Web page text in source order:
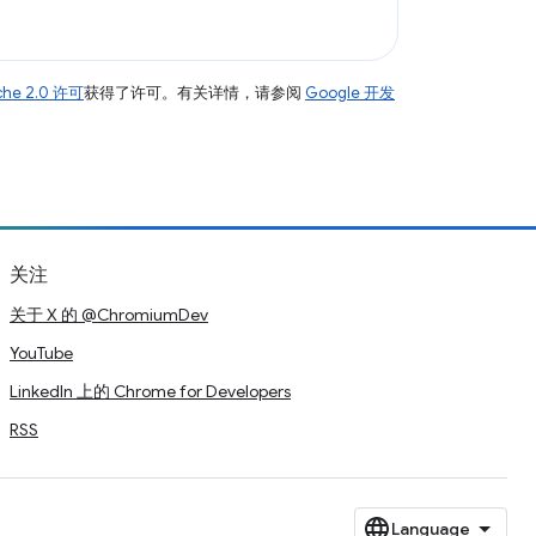
2.0 许可获得了许可。有关详情，请参阅 Google 开发
关注
关于 X 的 @ChromiumDev
YouTube
LinkedIn 上的 Chrome for Developers
RSS